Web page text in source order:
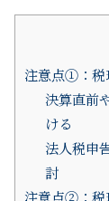
注意点①：税
決算直前
ける
法人税申
討
注意点②：税